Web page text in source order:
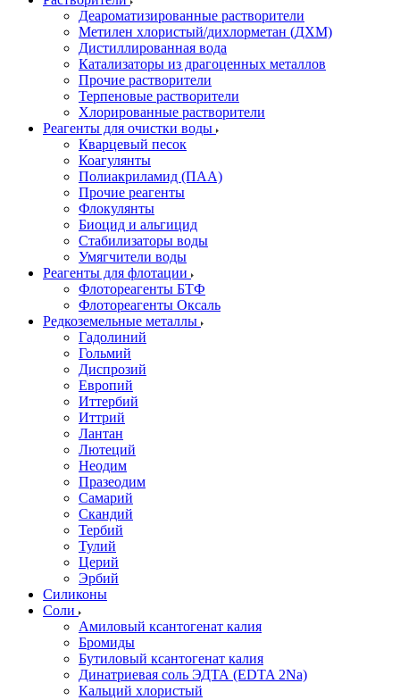
Деароматизированные растворители
Метилен хлористый/дихлорметан (ДХМ)
Дистиллированная вода
Катализаторы из драгоценных металлов
Прочие растворители
Терпеновые растворители
Хлорированные растворители
Реагенты для очистки воды
Кварцевый песок
Коагулянты
Полиакриламид (ПАА)
Прочие реагенты
Флокулянты
Биоцид и альгицид
Стабилизаторы воды
Умягчители воды
Реагенты для флотации
Флотореагенты БТФ
Флотореагенты Оксаль
Редкоземельные металлы
Гадолиний
Гольмий
Диспрозий
Европий
Иттербий
Иттрий
Лантан
Лютеций
Неодим
Празеодим
Самарий
Скандий
Тербий
Тулий
Церий
Эрбий
Силиконы
Соли
Амиловый ксантогенат калия
Бромиды
Бутиловый ксантогенат калия
Динатриевая соль ЭДТА (EDTA 2Na)
Кальций хлористый